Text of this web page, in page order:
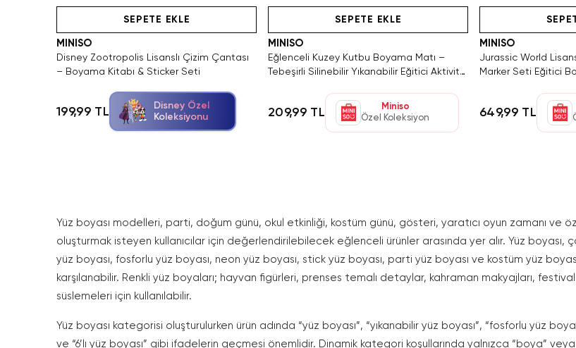
SEPETE EKLE
MINISO
Disney Zootropolis Lisanslı Çizim Çantası
– Boyama Kitabı & Sticker Seti
199,99 TL
Disney Özel
Koleksiyonu
SEPETE EKLE
MINISO
Eğlenceli Kuzey Kutbu Boyama Matı –
Tebeşirli Silinebilir Yıkanabilir Eğitici Aktivite
209,99 TL
Miniso
Özel Koleksiyon
MINISO
Jurassic World
Marker Seti Eğitici
649,99 TL
Yüz boyası modelleri, parti, doğum günü, okul etkinliği, kostüm günü, gösteri, yaratıcı oyun zamanı ve
oluşturmak isteyen kullanıcılar için değerlendirilebilecek eğlenceli ürünler arasında yer alır. Yüz boyası,
yüz boyası, fosforlu yüz boyası, neon yüz boyası, stick yüz boyası, parti yüz boyası ve kostüm yüz
karşılanabilir. Renkli yüz boyaları; hayvan figürleri, prenses temalı detaylar, kahraman makyajları,
süslemeleri için kullanılabilir.
Yüz boyası kategorisi oluşturulurken ürün adında “yüz boyası”, “yıkanabilir yüz boyası”, “fosforlu yüz
ve “6’lı yüz boyası” gibi ifadelerin geçmesi önemlidir. Dinamik kategori koşullarında yalnızca “boya”